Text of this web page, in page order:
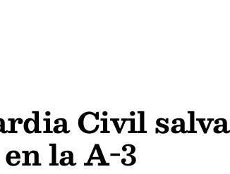
Civil
la A-3